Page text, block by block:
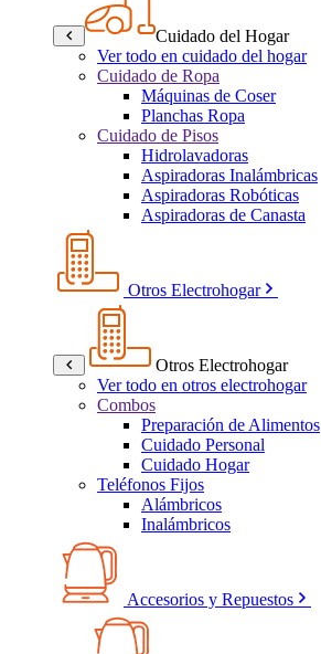
Cuidado del Hogar
Ver todo en cuidado del hogar
Cuidado de Ropa
Máquinas de Coser
Planchas Ropa
Cuidado de Pisos
Hidrolavadoras
Aspiradoras Inalámbricas
Aspiradoras Robóticas
Aspiradoras de Canasta
Otros Electrohogar
Otros Electrohogar
Ver todo en otros electrohogar
Combos
Preparación de Alimentos
Cuidado Personal
Cuidado Hogar
Teléfonos Fijos
Alámbricos
Inalámbricos
Accesorios y Repuestos